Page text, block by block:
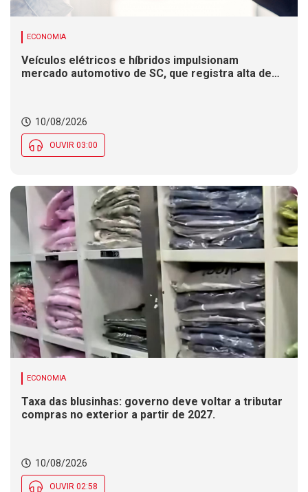
ECONOMIA
Veículos elétricos e híbridos impulsionam
mercado automotivo de SC, que registra alta de
10/08/2026
OUVIR 03:00
ECONOMIA
Taxa das blusinhas: governo deve voltar a tributar
compras no exterior a partir de 2027.
10/08/2026
OUVIR 02:58